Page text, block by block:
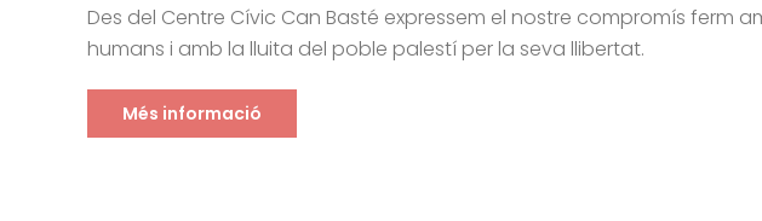
Des del Centre Cívic Can Basté expressem el nostre compromís ferm
humans i amb la lluita del poble palestí per la seva llibertat.
Més informació